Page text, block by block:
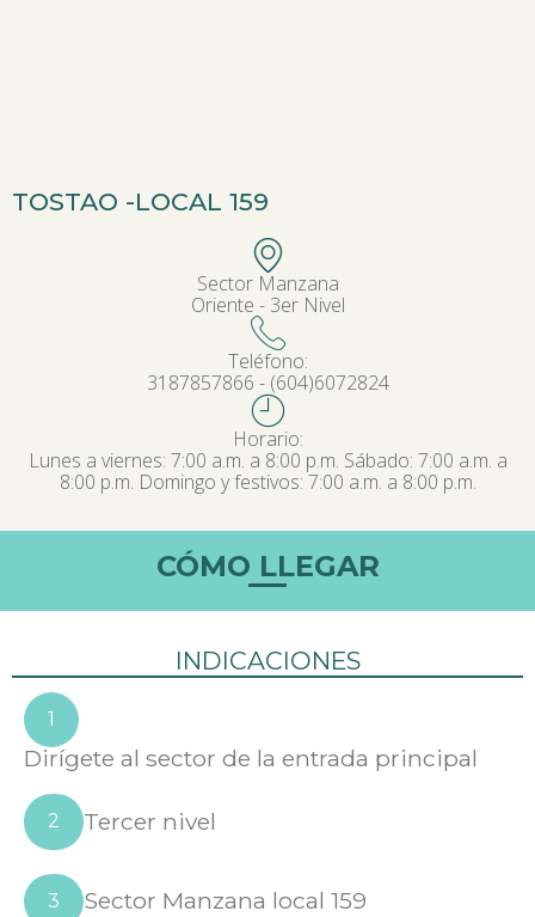
TOSTAO -LOCAL 159
Sector Manzana
Oriente - 3er Nivel
Teléfono:
3187857866 - (604)6072824
Horario:
Lunes a viernes: 7:00 a.m. a 8:00 p.m. Sábado: 7:00 a.m. a
8:00 p.m. Domingo y festivos: 7:00 a.m. a 8:00 p.m.
CÓMO LLEGAR
INDICACIONES
1
Dirígete al sector de la entrada principal
2 Tercer nivel
3 Sector Manzana local 159